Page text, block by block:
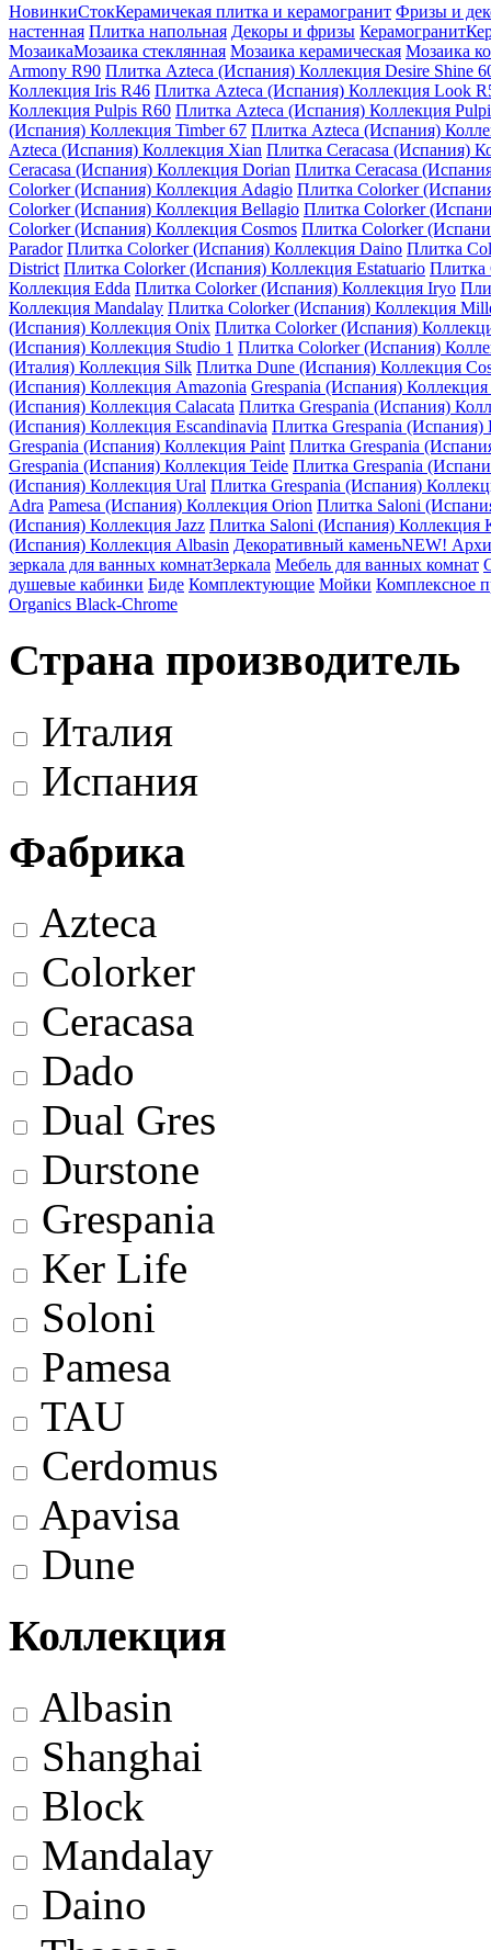
НовинкиСтокКерамичекая плитка и керамогранит Фризы и
настенная Плитка напольная Декоры и фризы Керамогранит
МозаикаМозаика стеклянная Мозаика керамическая Мозаика
Armony R90 Плитка Azteca (Испания) Коллекция Desire Shine
Коллекция Iris R46 Плитка Azteca (Испания) Коллекция Look
Коллекция Pulpis R60 Плитка Azteca (Испания) Коллекция
(Испания) Коллекция Timber 67 Плитка Azteca (Испания)
Azteca (Испания) Коллекция Xian Плитка Ceracasa (Испания)
Ceracasa (Испания) Коллекция Dorian Плитка Ceracasa
Colorker (Испания) Коллекция Adagio Плитка Colorker
Colorker (Испания) Коллекция Bellagio Плитка Colorker
Colorker (Испания) Коллекция Cosmos Плитка Colorker
Parador Плитка Colorker (Испания) Коллекция Daino Плитка
District Плитка Colorker (Испания) Коллекция Estatuario Плитка
Коллекция Edda Плитка Colorker (Испания) Коллекция Iryo
Коллекция Mandalay Плитка Colorker (Испания) Коллекция
(Испания) Коллекция Onix Плитка Colorker (Испания)
(Испания) Коллекция Studio 1 Плитка Colorker (Испания)
(Италия) Коллекция Silk Плитка Dune (Испания) Коллекция
(Испания) Коллекция Amazonia Grespania (Испания)
(Испания) Коллекция Calacata Плитка Grespania (Испания)
(Испания) Коллекция Escandinavia Плитка Grespania (Испания)
Grespania (Испания) Коллекция Paint Плитка Grespania
Grespania (Испания) Коллекция Teide Плитка Grespania
(Испания) Коллекция Ural Плитка Grespania (Испания)
Adra Pamesa (Испания) Коллекция Orion Плитка Saloni
(Испания) Коллекция Jazz Плитка Saloni (Испания) Коллекция
(Испания) Коллекция Albasin Декоративный каменьNEW!
зеркала для ванных комнатЗеркала Мебель для ванных комнат
душевые кабинки Биде Комплектующие Мойки Комплексное
Organics Black-Chrome
Страна производитель
Италия
Испания
Фабрика
Azteca
Colorker
Ceracasa
Dado
Dual Gres
Durstone
Grespania
Ker Life
Soloni
Pamesa
TAU
Cerdomus
Apavisa
Dune
Коллекция
Albasin
Shanghai
Block
Mandalay
Daino